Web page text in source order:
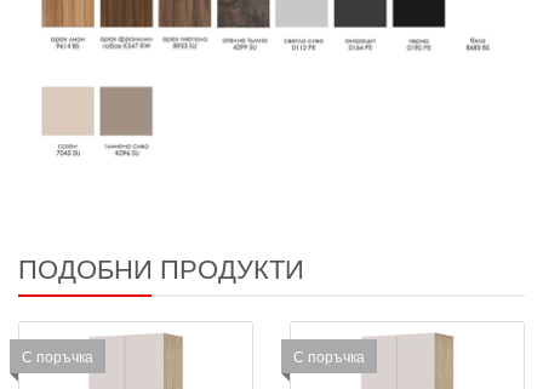
ПОДОБНИ ПРОДУКТИ
С поръчка С поръчка